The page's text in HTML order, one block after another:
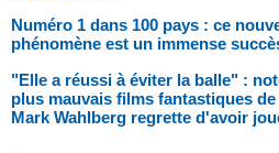
Numéro 1 dans 100 pays : ce
phénomène est un immense
"Elle a réussi à éviter la balle" :
plus mauvais films fantastiques
Mark Wahlberg regrette d'avoir